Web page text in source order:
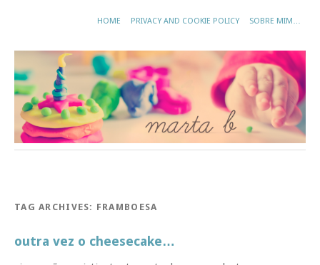
HOME PRIVACY AND COOKIE POLICY SOBRE MIM…
TAG ARCHIVES: FRAMBOESA
outra vez o cheesecake…